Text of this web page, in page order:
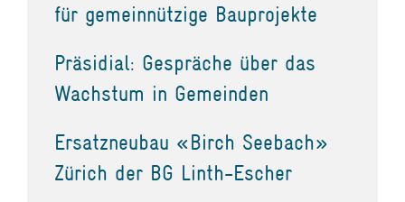
für gemeinnützige Bauprojekte
Präsidial: Gespräche über das
Wachstum in Gemeinden
Ersatzneubau «Birch Seebach»
Zürich der BG Linth-Escher